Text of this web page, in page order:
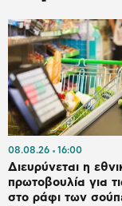
08.08.26 16:00
Διευρύνεται η
πρωτοβουλία για
στο ράφι των